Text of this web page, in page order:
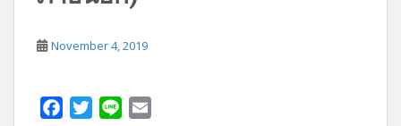
November 4, 2019